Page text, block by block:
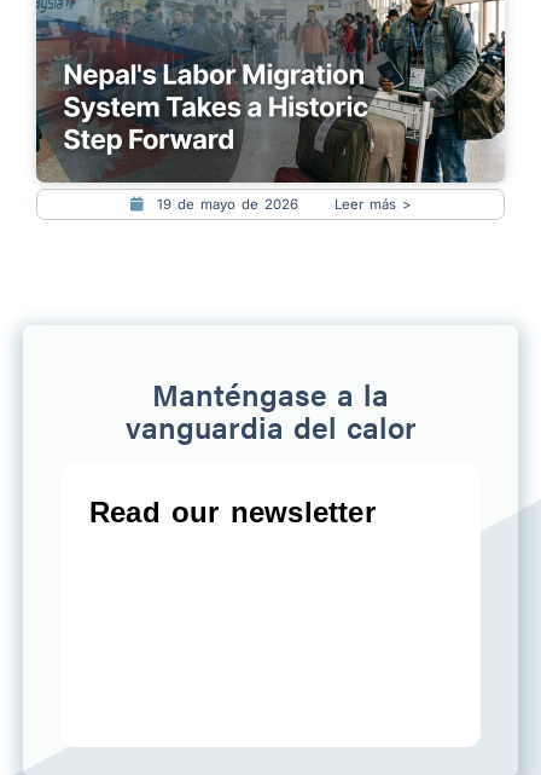
19 de mayo de 2026 Leer más >
Manténgase a la
vanguardia del calor